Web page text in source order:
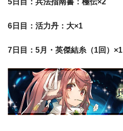
5日目：兵法指南書：極伝×2
6日目：活力丹：大×1
7日目：5月・英傑結糸（1回）×1